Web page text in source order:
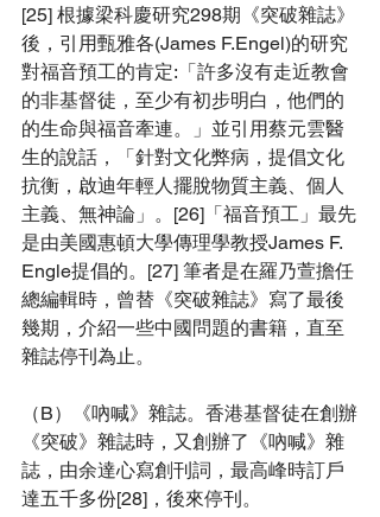
[25] 根據梁科慶研究298期 《突破雜誌》
後，引用甄雅各(James F.Engel)的研究
對福音預工的肯定:「許多沒有走近教會
的非基督徒，至少有初步明白，他們的
的生命與福音牽連。」並引用蔡元雲醫
生的說話，「針對文化弊病，提倡文化
抗衡，啟迪年輕人擺脫物質主義、個人
主義、無神論」。[26]「福音預工」最先
是由美國惠頓大學傳理學教授James F.
Engle提倡的。[27] 筆者是在羅乃萱擔任
總編輯時，曾替《突破雜誌》寫了最後
幾期，介紹一些中國問題的書籍，直至
雜誌停刊為止。
（B）《吶喊》雜誌。香港基督徒在創辦
《突破》雜誌時 ，又創辦了《吶喊》雜
誌，由余達心寫創刊詞，最高峰時訂戶
達五千多份[28]，後來停刊。